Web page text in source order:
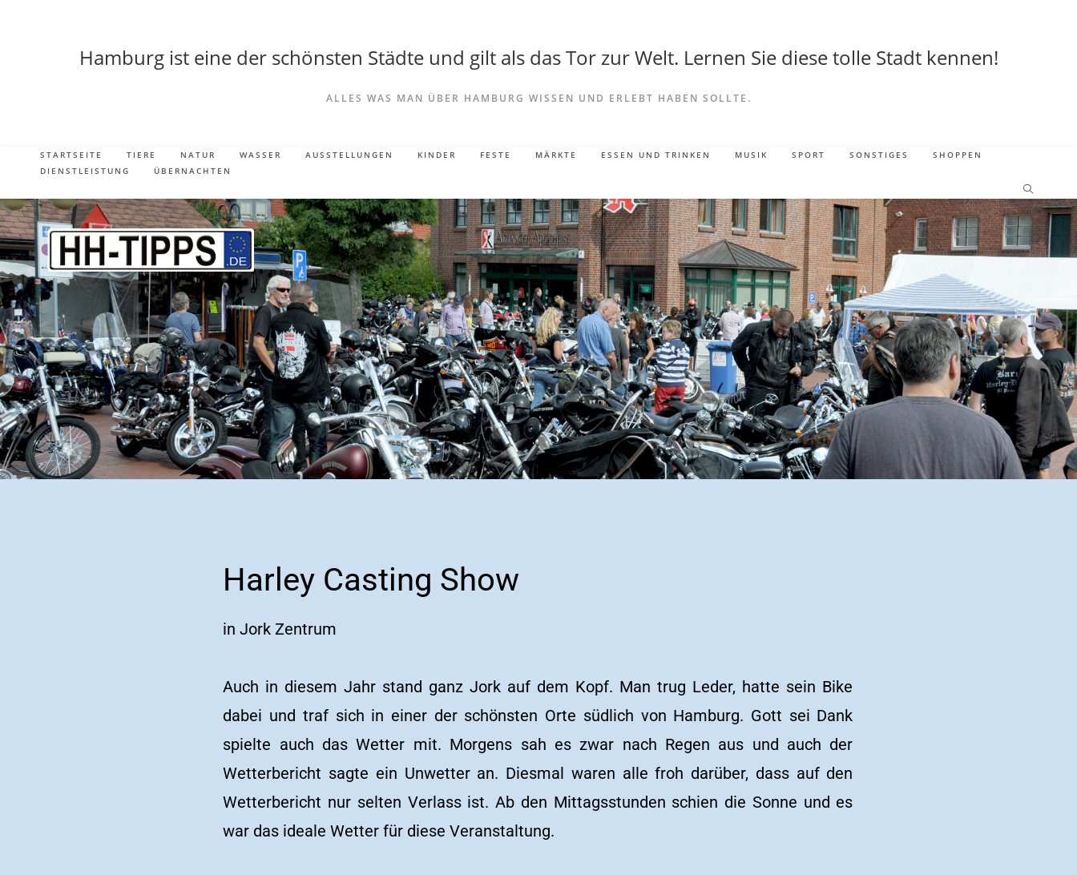
Hamburg ist eine der schönsten Städte und gilt als das Tor zur Welt. Lernen Sie diese tolle Stadt kennen!
ALLES WAS MAN ÜBER HAMBURG WISSEN UND ERLEBT HABEN SOLLTE.
STARTSEITE TIERE NATUR WASSER AUSSTELLUNGEN KINDER FESTE MÄRKTE ESSEN UND TRINKEN MUSIK SPORT SONSTIGES
SHOPPEN
DIENSTLEISTUNG
ÜBERNACHTEN
Harley Casting Show
in Jork Zentrum
Auch in diesem Jahr stand ganz Jork auf dem Kopf. Man trug Leder, hatte sein Bike
dabei und traf sich in einer der schönsten Orte südlich von Hamburg. Gott sei Dank
spielte auch das Wetter mit. Morgens sah es zwar nach Regen aus und auch der
Wetterbericht sagte ein Unwetter an. Diesmal waren alle froh darüber, dass auf den
Wetterbericht nur selten Verlass ist. Ab den Mittagsstunden schien die Sonne und es
war das ideale Wetter für diese Veranstaltung.